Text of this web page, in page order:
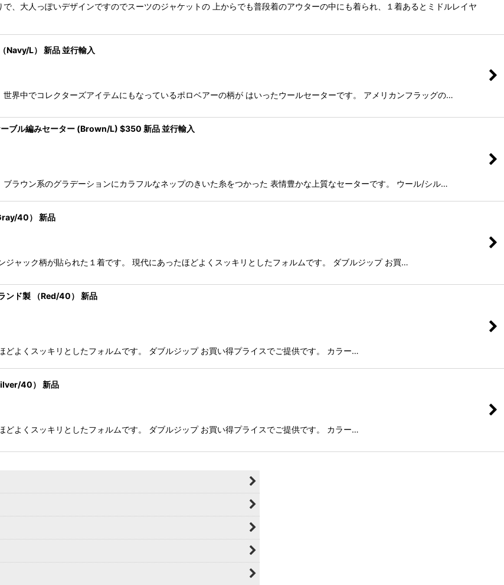
、大人っぽいデザインですのでスーツのジャケットの 上からでも普段着のアウターの中にも着られ、１着あるとミドルレイヤ
Navy/L） 新品 並行輸入
界中でコレクターズアイテムにもなっているポロベアーの柄が はいったウールセーターです。 アメリカンフラッグの…
ブル編みセーター (Brown/L) $350 新品 並行輸入
ラウン系のグラデーションにカラフルなネップのきいた糸をつかった 表情豊かな上質なセーターです。 ウール/シル…
40） 新品
ャック柄が貼られた１着です。 現代にあったほどよくスッキリとしたフォルムです。 ダブルジップ お買…
ンド製 （Red/40） 新品
どよくスッキリとしたフォルムです。 ダブルジップ お買い得プライスでご提供です。 カラー…
40） 新品
どよくスッキリとしたフォルムです。 ダブルジップ お買い得プライスでご提供です。 カラー…